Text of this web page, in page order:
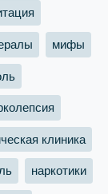
мифы
клиника
наркотики